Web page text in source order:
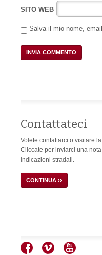
SITO WEB
Salva il mio nome,
Contattateci
Volete contattarci o visitare
Cliccate per inviarci una
indicazioni stradali.
CONTINUA ››